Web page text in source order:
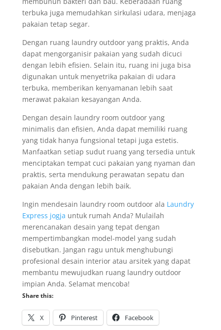
terbuka juga memudahkan sirkulasi udara, menjaga
pakaian tetap segar.
Dengan ruang laundry outdoor yang praktis, Anda
dapat mengorganisir pakaian yang sudah dicuci
dengan lebih efisien. Selain itu, ruang ini juga bisa
digunakan untuk menyetrika pakaian di udara
terbuka, memberikan kenyamanan lebih saat
merawat pakaian kesayangan Anda.
Dengan desain laundry room outdoor yang
minimalis dan efisien, Anda dapat memiliki ruang
yang tidak hanya fungsional tetapi juga estetis.
Manfaatkan setiap sudut ruang yang tersedia untuk
menciptakan tempat cuci pakaian yang nyaman dan
praktis, serta mendukung perawatan sepatu dan
pakaian Anda dengan lebih baik.
Ingin mendesain laundry room outdoor ala Laundry
Express jogja untuk rumah Anda? Mulailah
merencanakan desain yang tepat dengan
mempertimbangkan model-model yang sudah
disebutkan. Jangan ragu untuk menghubungi
profesional desain interior atau arsitek yang dapat
membantu mewujudkan ruang laundry outdoor
impian Anda. Selamat mencoba!
Share this:
X Pinterest Facebook